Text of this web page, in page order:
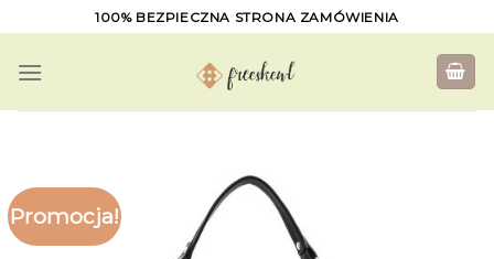
to
content
100% BEZPIECZNA STRONA ZAMÓWIENIA
Promocja!